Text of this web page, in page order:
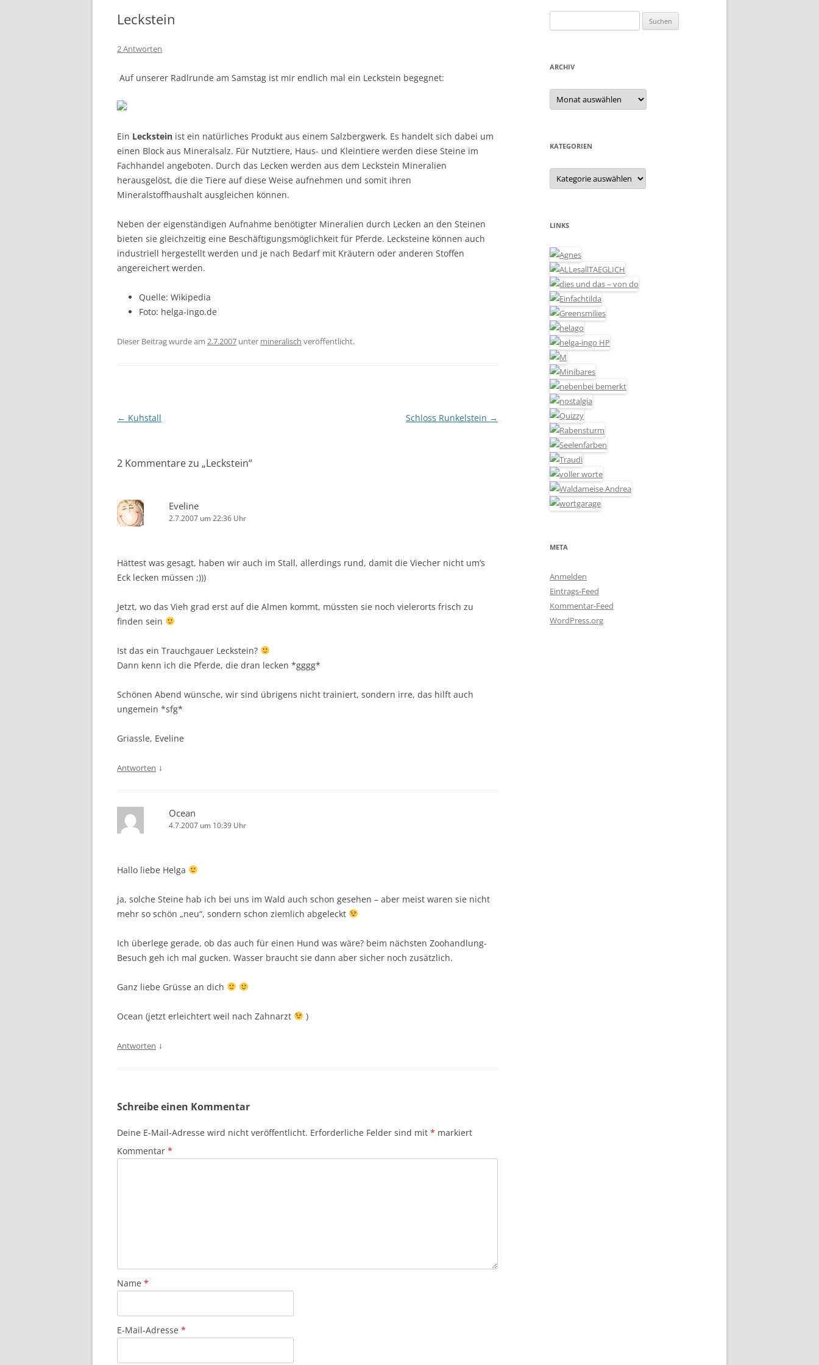
Leckstein
2 Antworten
Auf unserer Radlrunde am Samstag ist mir endlich mal ein Leckstein begegnet:
Ein Leckstein ist ein natürliches Produkt aus einem Salzbergwerk. Es handelt sich dabei um
einen Block aus Mineralsalz. Für Nutztiere, Haus- und Kleintiere werden diese Steine im
Fachhandel angeboten. Durch das Lecken werden aus dem Leckstein Mineralien
herausgelöst, die die Tiere auf diese Weise aufnehmen und somit ihren
Mineralstoffhaushalt ausgleichen können.
Neben der eigenständigen Aufnahme benötigter Mineralien durch Lecken an den Steinen
bieten sie gleichzeitig eine Beschäftigungsmöglichkeit für Pferde. Lecksteine können auch
industriell hergestellt werden und je nach Bedarf mit Kräutern oder anderen Stoffen
angereichert werden.
Quelle: Wikipedia
Foto: helga-ingo.de
Dieser Beitrag wurde am 2.7.2007 unter mineralisch veröffentlicht.
Beitragsnavigation
← Kuhstall Schloss Runkelstein →
2 Kommentare zu „Leckstein“
Eveline
2.7.2007 um 22:36 Uhr
Hättest was gesagt, haben wir auch im Stall, allerdings rund, damit die Viecher nicht um’s
Eck lecken müssen ;)))
Jetzt, wo das Vieh grad erst auf die Almen kommt, müssten sie noch vielerorts frisch zu
finden sein
Ist das ein Trauchgauer Leckstein?
Dann kenn ich die Pferde, die dran lecken *gggg*
Schönen Abend wünsche, wir sind übrigens nicht trainiert, sondern irre, das hilft auch
ungemein *sfg*
Griassle, Eveline
Antworten ↓
Ocean
4.7.2007 um 10:39 Uhr
Hallo liebe Helga
ja, solche Steine hab ich bei uns im Wald auch schon gesehen – aber meist waren sie nicht
mehr so schön „neu“, sondern schon ziemlich abgeleckt
Ich überlege gerade, ob das auch für einen Hund was wäre? beim nächsten Zoohandlung-
Besuch geh ich mal gucken. Wasser braucht sie dann aber sicher noch zusätzlich.
Ganz liebe Grüsse an dich
Ocean (jetzt erleichtert weil nach Zahnarzt )
Antworten ↓
Schreibe einen Kommentar
Deine E-Mail-Adresse wird nicht veröffentlicht. Erforderliche Felder sind mit * markiert
Kommentar *
Name *
E-Mail-Adresse *
nach:
ARCHIV
Archiv
KATEGORIEN
Kategorien
LINKS
META
Anmelden
Eintrags-Feed
Kommentar-Feed
WordPress.org